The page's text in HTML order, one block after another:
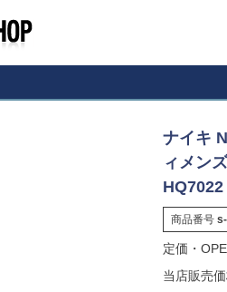
ナイキ
ィメン
HQ7022
商品番号
定価・
当店販売